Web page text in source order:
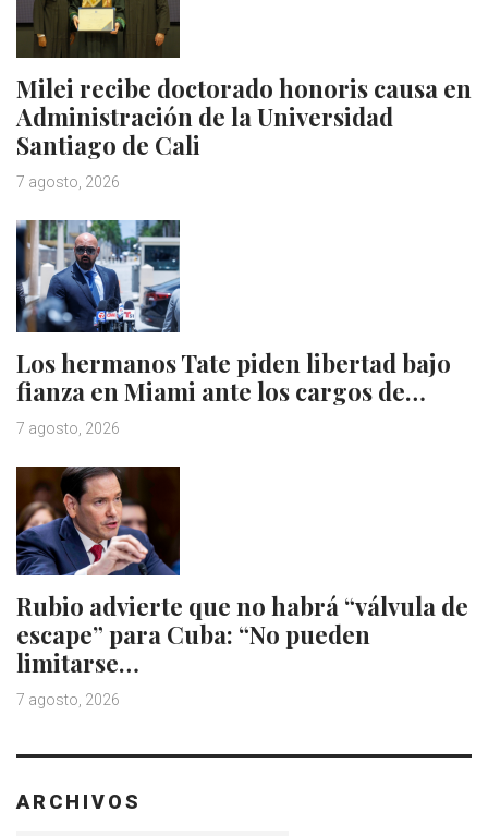
Milei recibe doctorado honoris causa en
Administración de la Universidad
Santiago de Cali
7 agosto, 2026
Los hermanos Tate piden libertad bajo
fianza en Miami ante los cargos de…
7 agosto, 2026
Rubio advierte que no habrá “válvula de
escape” para Cuba: “No pueden
limitarse…
7 agosto, 2026
ARCHIVOS